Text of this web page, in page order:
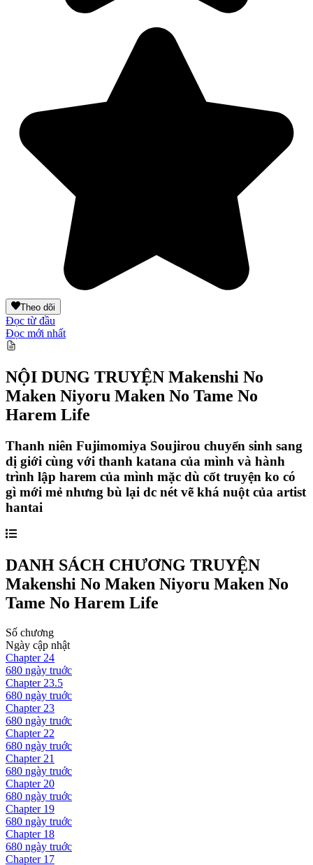
Theo dõi
Đọc từ đầu
Đọc mới nhất
NỘI DUNG TRUYỆN Makenshi No
Maken Niyoru Maken No Tame No
Harem Life
Thanh niên Fujimomiya Soujirou chuyển sinh sang
dị giới cùng với thanh katana của mình và hành
trình lập harem của mình mặc dù cốt truyện ko có
gì mới mẻ nhưng bù lại dc nét vẽ khá nuột của artist
hantai
DANH SÁCH CHƯƠNG TRUYỆN
Makenshi No Maken Niyoru Maken No
Tame No Harem Life
Số chương
Ngày cập nhật
Chapter 24
680 ngày truớc
Chapter 23.5
680 ngày truớc
Chapter 23
680 ngày truớc
Chapter 22
680 ngày truớc
Chapter 21
680 ngày truớc
Chapter 20
680 ngày truớc
Chapter 19
680 ngày truớc
Chapter 18
680 ngày truớc
Chapter 17